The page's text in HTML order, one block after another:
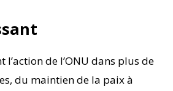
l’action de l’ONU dans plus de
du maintien de la paix à